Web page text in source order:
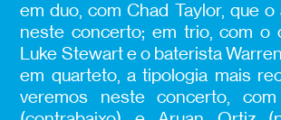
em duo, com Chad Taylor, que o
neste concerto; em trio, com o
Luke Stewart e o baterista
em quarteto, a tipologia mais
veremos neste concerto,